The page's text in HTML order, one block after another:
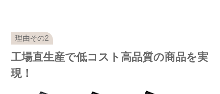
工場直生産で低コスト高品質の商品を実
現！